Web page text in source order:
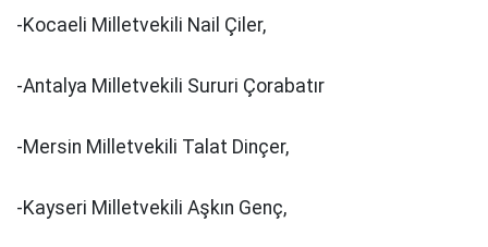
-Kocaeli Milletvekili Nail Çiler,
-Antalya Milletvekili Sururi Çorabatır
-Mersin Milletvekili Talat Dinçer,
-Kayseri Milletvekili Aşkın Genç,